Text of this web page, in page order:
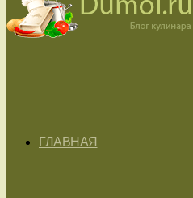
ГЛАВНАЯ